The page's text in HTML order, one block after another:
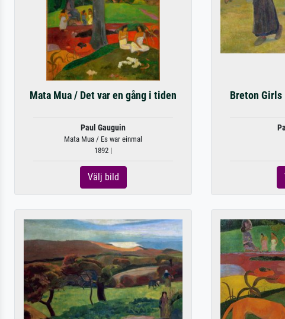
Mata Mua / Det var en gång i tiden
Paul Gauguin
Mata Mua / Es war einmal
1892 |
Välj bild
Breton Girls